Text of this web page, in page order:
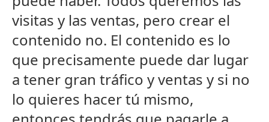
visitas y las ventas, pero crear el
contenido no. El contenido es lo
que precisamente puede dar lugar
a tener gran tráfico y ventas y si no
lo quieres hacer tú mismo,